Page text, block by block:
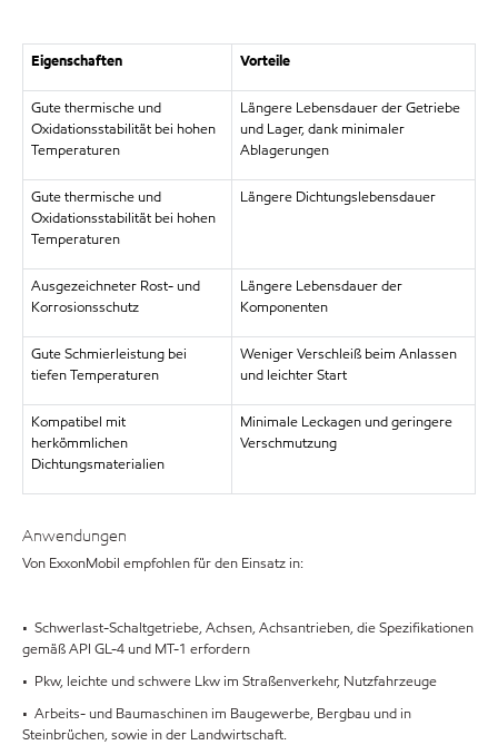
Eigenschaften Vorteile
Gute thermische und
Oxidationsstabilität bei hohen
Temperaturen
Längere Lebensdauer der Getriebe
und Lager, dank minimaler
Ablagerungen
Gute thermische und
Oxidationsstabilität bei hohen
Temperaturen
Längere Dichtungslebensdauer
Ausgezeichneter Rost- und
Korrosionsschutz
Längere Lebensdauer der
Komponenten
Gute Schmierleistung bei
tiefen Temperaturen
Weniger Verschleiß beim Anlassen
und leichter Start
Kompatibel mit
herkömmlichen
Dichtungsmaterialien
Minimale Leckagen und geringere
Verschmutzung
Anwendungen
Von ExxonMobil empfohlen für den Einsatz in:
• Schwerlast-Schaltgetriebe, Achsen, Achsantrieben, die Spezifikationen
gemäß API GL-4 und MT-1 erfordern
• Pkw, leichte und schwere Lkw im Straßenverkehr, Nutzfahrzeuge
• Arbeits- und Baumaschinen im Baugewerbe, Bergbau und in
Steinbrüchen, sowie in der Landwirtschaft.